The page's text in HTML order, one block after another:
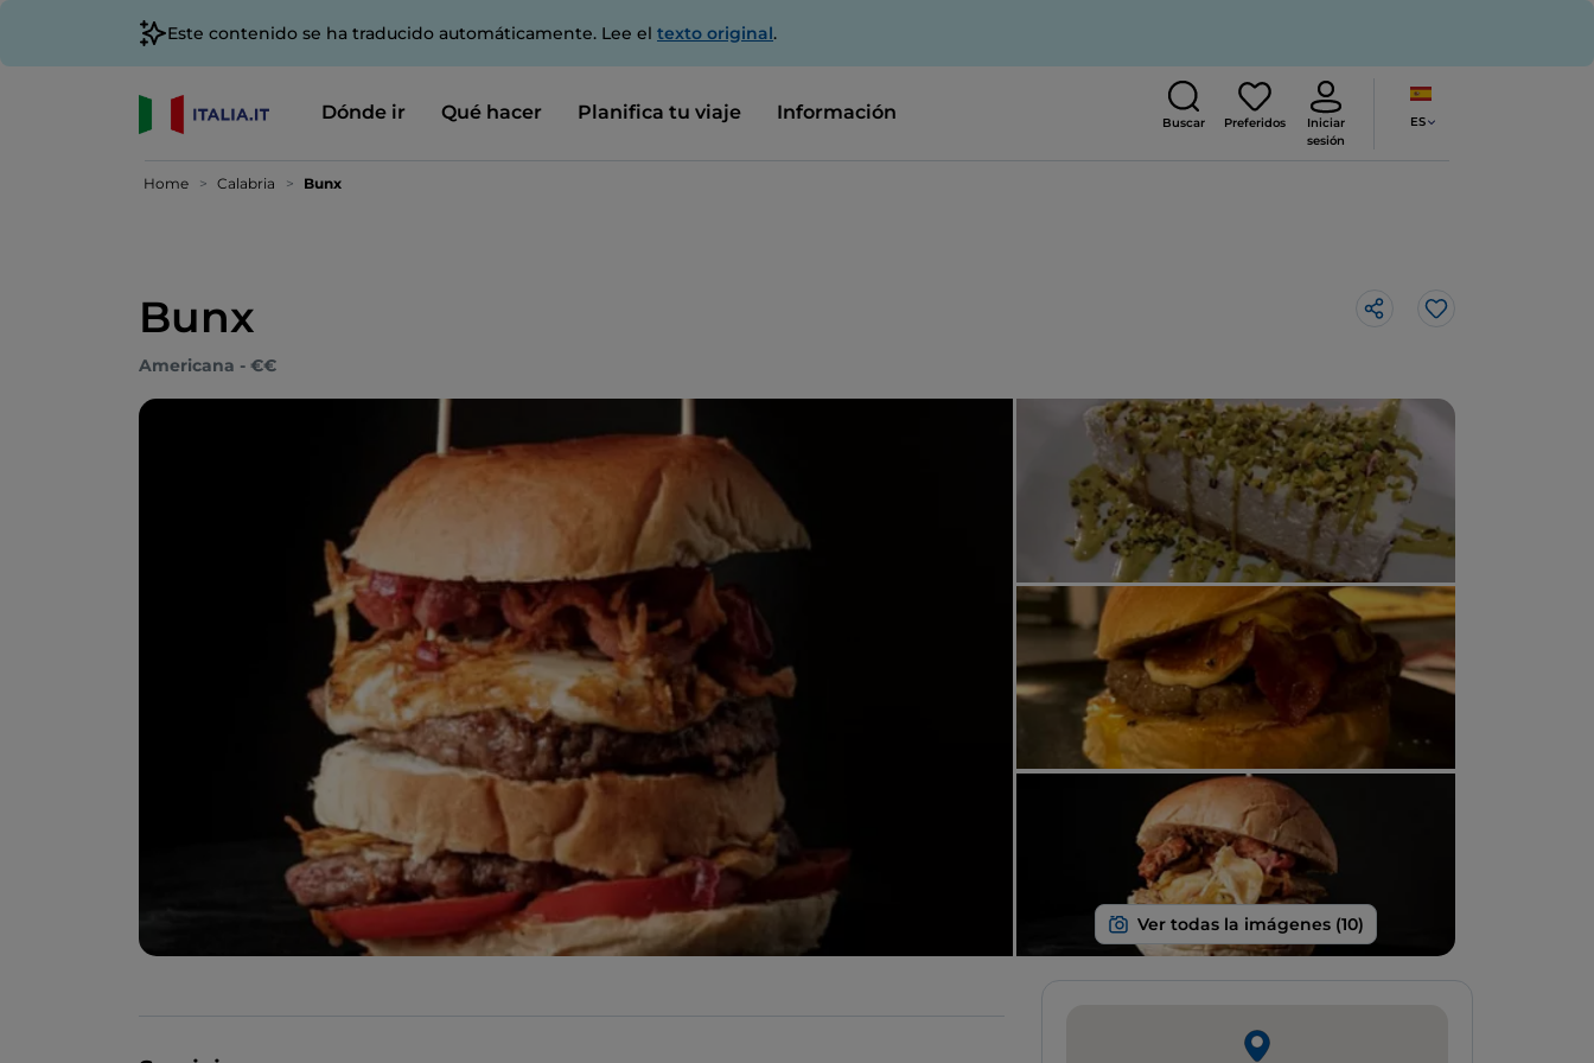
Este contenido se ha traducido automáticamente. Lee el texto original.
Dónde ir Qué hacer Planifica tu viaje Información Buscar Preferidos
Iniciar
sesión
ES
Home Calabria Bunx
Bunx Me gusta
Americana - €€